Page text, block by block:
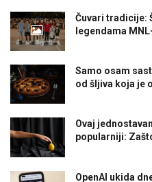
Čuvari tradicije:
legendama
Samo osam
od šljiva koja je
Ovaj
popularniji:
OpenAI ukida